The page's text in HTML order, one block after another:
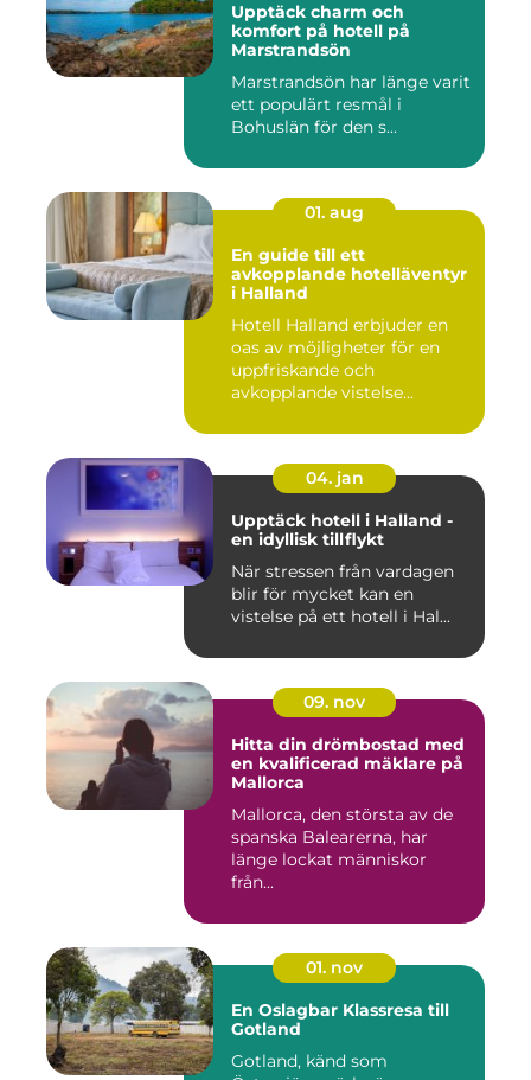
Upptäck charm och
komfort på hotell på
Marstrandsön
Marstrandsön har länge varit
ett populärt resmål i
Bohuslän för den s...
01. aug
En guide till ett
avkopplande hotelläventyr
i Halland
Hotell Halland erbjuder en
oas av möjligheter för en
uppfriskande och
avkopplande vistelse...
04. jan
Upptäck hotell i Halland -
en idyllisk tillflykt
När stressen från vardagen
blir för mycket kan en
vistelse på ett hotell i Hal...
09. nov
Hitta din drömbostad med
en kvalificerad mäklare på
Mallorca
Mallorca, den största av de
spanska Balearerna, har
länge lockat människor
från...
01. nov
En Oslagbar Klassresa till
Gotland
Gotland, känd som